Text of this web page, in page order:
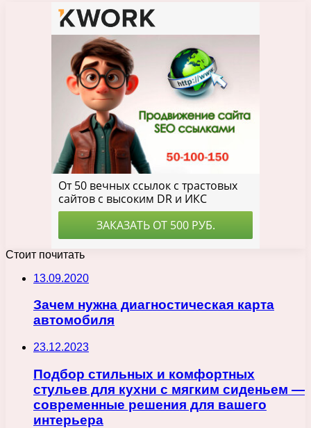
Стоит почитать
13.09.2020
Зачем нужна диагностическая карта
автомобиля
23.12.2023
Подбор стильных и комфортных
стульев для кухни с мягким сиденьем —
современные решения для вашего
интерьера